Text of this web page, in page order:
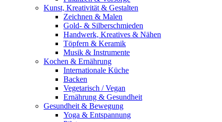
Kunst, Kreativität & Gestalten
Zeichnen & Malen
Gold- & Silberschmieden
Handwerk, Kreatives & Nähen
Töpfern & Keramik
Musik & Instrumente
Kochen & Ernährung
Internationale Küche
Backen
Vegetarisch / Vegan
Ernährung & Gesundheit
Gesundheit & Bewegung
Yoga & Entspannung